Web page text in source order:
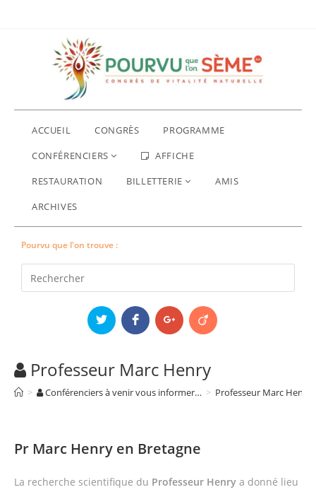
ACCUEIL CONGRÈS
PROGRAMME
CONFÉRENCIERS
AFFICHE
RESTAURATION
BILLETTERIE
AMIS
ARCHIVES
Pourvu que l'on trouve :
Professeur Marc Henry
> Conférenciers à venir vous informer… > Professeur Marc Henry
Pr Marc Henry en Bretagne
La recherche scientifique du Professeur Henry a donné lieu